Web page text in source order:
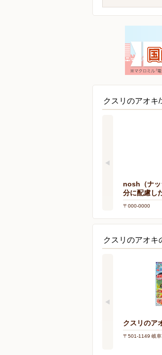
クスリのアオキ
nosh（ナッ
分に配慮し
〒000-0000
クスリのアオキ
クスリのア
〒501-1149 岐